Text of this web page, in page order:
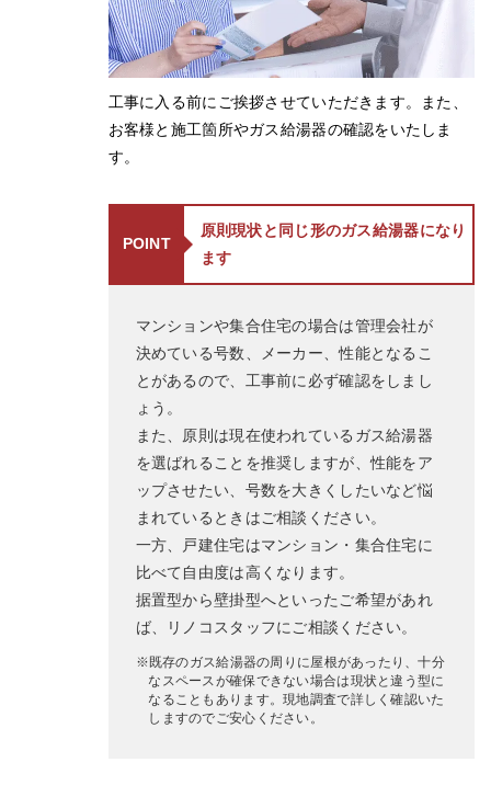
工事に入る前にご挨拶させていただきます。また、
お客様と施工箇所やガス給湯器の確認をいたしま
す。
POINT
原則現状と同じ形のガス給湯器になり
ます
マンションや集合住宅の場合は管理会社が
決めている号数、メーカー、性能となるこ
とがあるので、工事前に必ず確認をしまし
ょう。
また、原則は現在使われているガス給湯器
を選ばれることを推奨しますが、性能をア
ップさせたい、号数を大きくしたいなど悩
まれているときはご相談ください。
一方、戸建住宅はマンション・集合住宅に
比べて自由度は高くなります。
据置型から壁掛型へといったご希望があれ
ば、リノコスタッフにご相談ください。
※既存のガス給湯器の周りに屋根があったり、十分
なスペースが確保できない場合は現状と違う型に
なることもあります。現地調査で詳しく確認いた
しますのでご安心ください。